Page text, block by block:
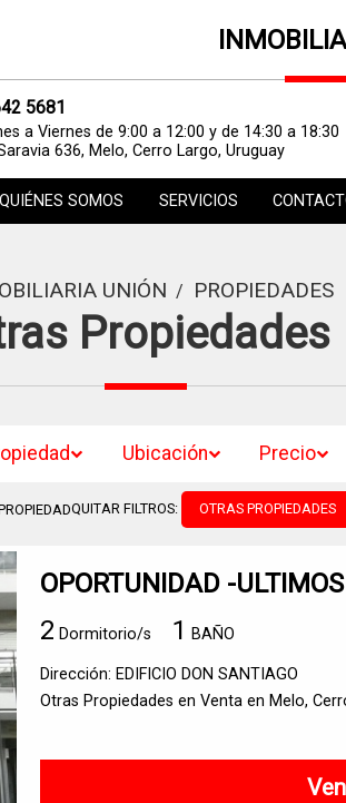
5681
a Viernes de 9:00 a 12:00 y de 14:30 a 18:30
636, Melo, Cerro Largo, Uruguay
QUIÉNES SOMOS SERVICIOS
UNIÓN / PROPIEDADES
Propiedades
Ubicación Precio
QUITAR FILTROS: OTRAS PROPIEDADES
OPORTUNIDAD -
2 Dormitorio/s 1 BAÑO
Dirección: EDIFICIO DON SANTIAGO
Otras Propiedades en Venta en Melo,